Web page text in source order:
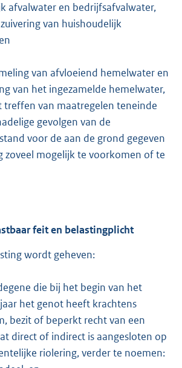
afvalwater en bedrijfsafvalwater,
van huishoudelijk
van afvloeiend hemelwater en
van het ingezamelde hemelwater,
treffen van maatregelen teneinde
gevolgen van de
voor de aan de grond gegeven
zoveel mogelijk te voorkomen of te
feit en belastingplicht
wordt geheven:
die bij het begin van het
het genot heeft krachtens
bezit of beperkt recht van een
direct of indirect is aangesloten op
riolering, verder te noemen: